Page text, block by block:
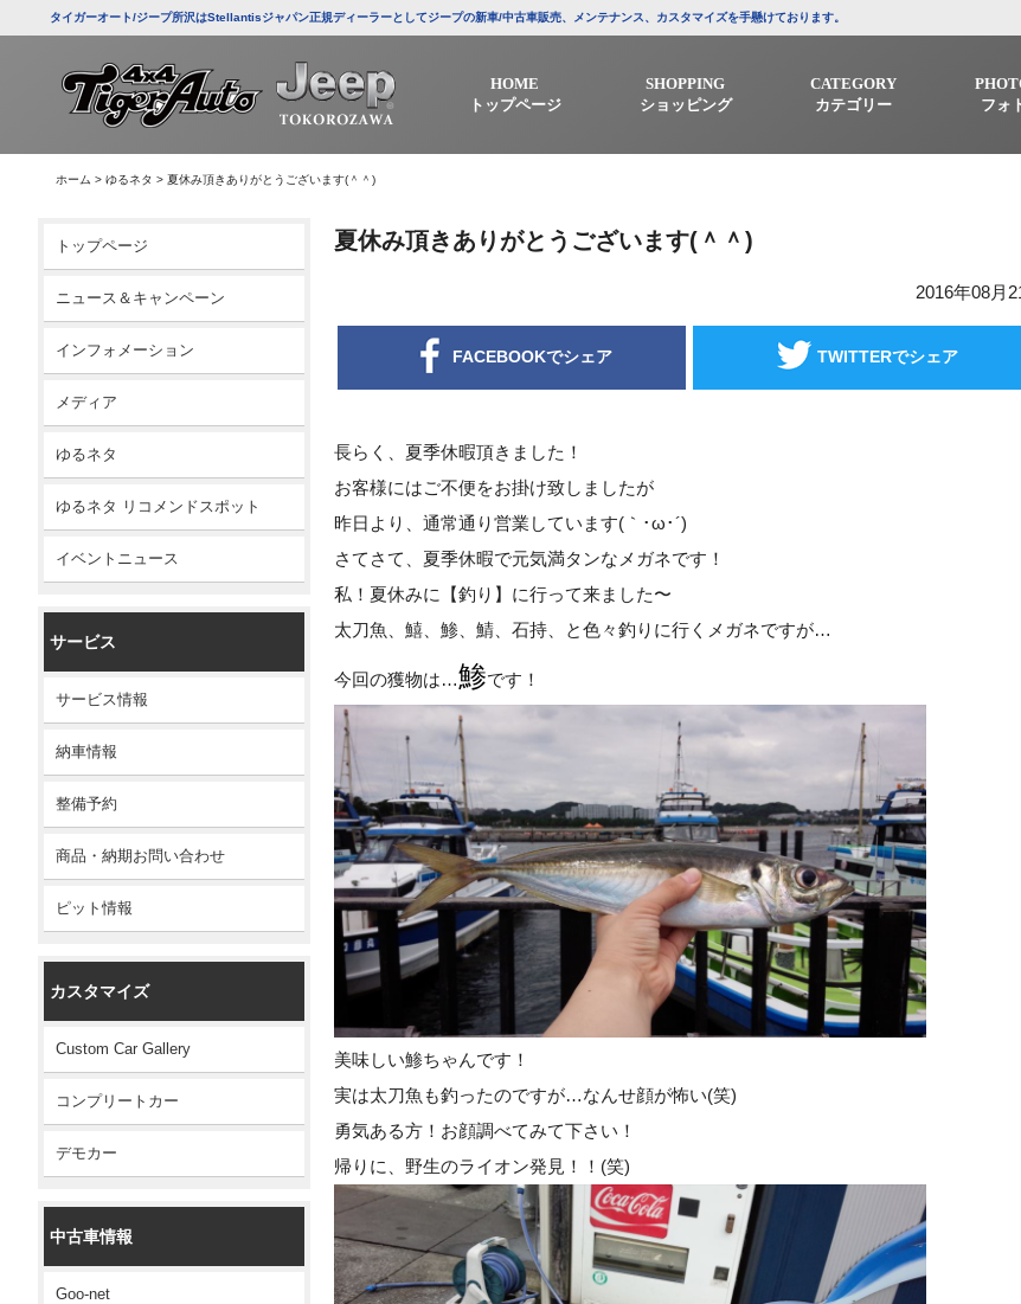
タイガーオート/ジープ所沢はStellantisジャパン正規ディーラーとしてジープの新車/中古車販売、メンテナンス、カスタマイズを手懸けております。
HOME
トップページ
SHOPPING
ショッピング
CATEGORY
カテゴリー
フォ
ホーム > ゆるネタ > 夏休み頂きありがとうございます(＾＾)
トップページ
ニュース＆キャンペーン
インフォメーション
メディア
ゆるネタ
ゆるネタ リコメンドスポット
イベントニュース
サービス
サービス情報
納車情報
整備予約
商品・納期お問い合わせ
ピット情報
カスタマイズ
Custom Car Gallery
コンプリートカー
デモカー
中古車情報
Goo-net
夏休み頂きありがとうございます(＾＾)
2016年08月
FACEBOOKでシェア TWITTERでシェア
長らく、夏季休暇頂きました！
お客様にはご不便をお掛け致しましたが
昨日より、通常通り営業しています(｀･ω･´)ゞ
さてさて、夏季休暇で元気満タンなメガネです！
私！夏休みに【釣り】に行って来ました〜
太刀魚、鱚、鯵、鯖、石持、と色々釣りに行くメガネですが…
今回の獲物は…鯵です！
美味しい鯵ちゃんです！
実は太刀魚も釣ったのですが…なんせ顔が怖い(笑)
勇気ある方！お顔調べてみて下さい！
帰りに、野生のライオン発見！！(笑)